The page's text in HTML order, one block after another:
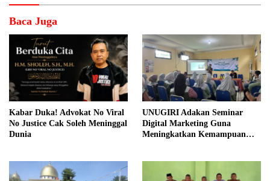
Baca Juga
Kabar Duka! Advokat No Viral
No Justice Cak Soleh Meninggal
Dunia
UNUGIRI Adakan Seminar
Digital Marketing Guna
Meningkatkan Kemampuan